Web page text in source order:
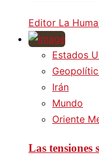
Editor La
Estados
Irán
Mundo
Oriente
Las tensiones